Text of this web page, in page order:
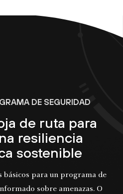
DE SEGURIDAD
de ruta para
resiliencia
sostenible
básicos para un programa de
sobre amenazas. O